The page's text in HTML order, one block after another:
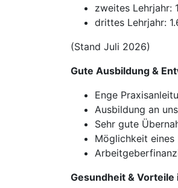
zweites Lehrjahr:
drittes Lehrjahr:
(Stand Juli 2026)
Gute Ausbildung &
Enge
Ausbildung an
Sehr gute
Möglichkeit eines
Gesundheit & Vorteile